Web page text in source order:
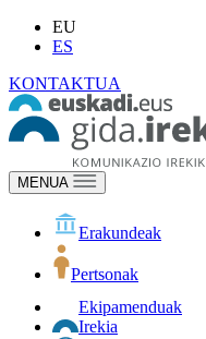
EU
ES
KONTAKTUA
MENUA
Erakundeak
Pertsonak
Ekipamenduak
Irekia